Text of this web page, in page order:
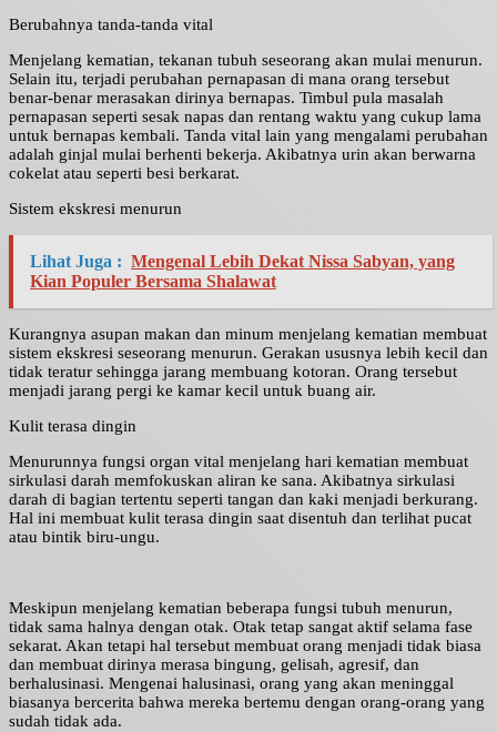
Berubahnya tanda-tanda vital
Menjelang kematian, tekanan tubuh seseorang akan mulai menurun.
Selain itu, terjadi perubahan pernapasan di mana orang tersebut
benar-benar merasakan dirinya bernapas. Timbul pula masalah
pernapasan seperti sesak napas dan rentang waktu yang cukup lama
untuk bernapas kembali. Tanda vital lain yang mengalami perubahan
adalah ginjal mulai berhenti bekerja. Akibatnya urin akan berwarna
cokelat atau seperti besi berkarat.
Sistem ekskresi menurun
Lihat Juga : Mengenal Lebih Dekat Nissa Sabyan, yang
Kian Populer Bersama Shalawat
Kurangnya asupan makan dan minum menjelang kematian membuat
sistem ekskresi seseorang menurun. Gerakan ususnya lebih kecil dan
tidak teratur sehingga jarang membuang kotoran. Orang tersebut
menjadi jarang pergi ke kamar kecil untuk buang air.
Kulit terasa dingin
Menurunnya fungsi organ vital menjelang hari kematian membuat
sirkulasi darah memfokuskan aliran ke sana. Akibatnya sirkulasi
darah di bagian tertentu seperti tangan dan kaki menjadi berkurang.
Hal ini membuat kulit terasa dingin saat disentuh dan terlihat pucat
atau bintik biru-ungu.
Meskipun menjelang kematian beberapa fungsi tubuh menurun,
tidak sama halnya dengan otak. Otak tetap sangat aktif selama fase
sekarat. Akan tetapi hal tersebut membuat orang menjadi tidak biasa
dan membuat dirinya merasa bingung, gelisah, agresif, dan
berhalusinasi. Mengenai halusinasi, orang yang akan meninggal
biasanya bercerita bahwa mereka bertemu dengan orang-orang yang
sudah tidak ada.